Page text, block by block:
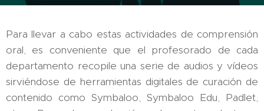
Para llevar a cabo estas actividades de comprensión
oral, es conveniente que el profesorado de cada
departamento recopile una serie de audios y vídeos
sirviéndose de herramientas digitales de curación de
contenido como Symbaloo, Symbaloo Edu, Padlet,